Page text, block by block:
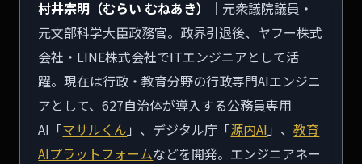
村井宗明（むらい むねあき）
｜元衆議院議員・
元文部科学大臣政務官。政界引退後、ヤフー株式
会社・LINE株式会社でITエンジニアとして活
躍。現在は行政・教育分野の行政専門AIエンジニ
アとして、627自治体が導入する公務員専用
AI「マサルくん 」、デジタル庁「源内AI 」、教育
AIプラットフォームなどを開発。エンジニアネー